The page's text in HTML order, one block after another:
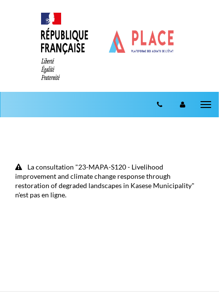
La consultation "23-MAPA-S120 - Livelihood
improvement and climate change response through
restoration of degraded landscapes in Kasese Municipality"
n'est pas en ligne.